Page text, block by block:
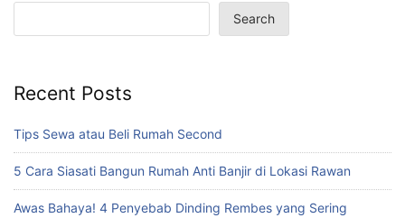
Search
Recent Posts
Tips Sewa atau Beli Rumah Second
5 Cara Siasati Bangun Rumah Anti Banjir di Lokasi Rawan
Awas Bahaya! 4 Penyebab Dinding Rembes yang Sering